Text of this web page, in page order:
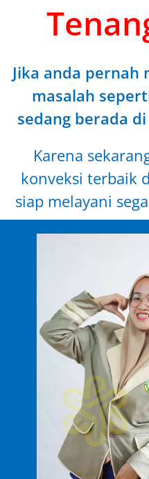
Jika anda pernah
masalah
sedang berada
Karena
konveksi terbaik
siap melayani